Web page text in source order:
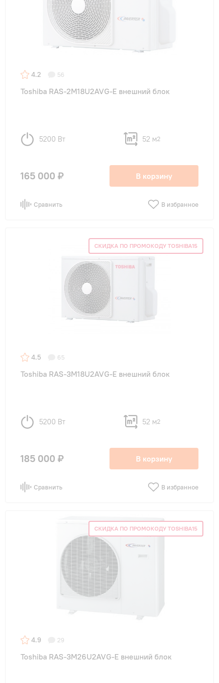
4.2 56
Toshiba RAS-2M18U2AVG-E внешний блок
5200 Вт 52 м2
165 000 ₽ В корзину
Сравнить В избранное
СКИДКА ПО ПРОМОКОДУ TOSHIBA15
4.5 65
Toshiba RAS-3M18U2AVG-E внешний блок
5200 Вт 52 м2
185 000 ₽ В корзину
Сравнить В избранное
СКИДКА ПО ПРОМОКОДУ TOSHIBA15
4.9 29
Toshiba RAS-3M26U2AVG-E внешний блок